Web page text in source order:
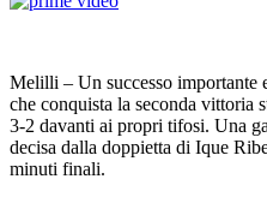
Melilli – Un successo
che conquista la seconda vittoria
3-2 davanti ai propri tifosi. Una
decisa dalla doppietta di Ique
minuti finali.